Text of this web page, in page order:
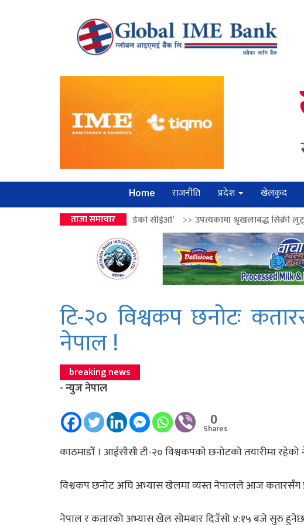
Home राजनीति प्रदेश खेलकुद
ताजा समाचार
‘लगानी बोर्डको सीईओ’ >> उपत्यकामा श्रृंखलाबद्ध सिक्री लुट्ने ‘कर्मा समूह’का
टि-२० विश्वकप छनाेटः
नेपाल !
breaking news
- न्युज नेपाल
0
Shares
काठमाडाैं । आईसीसी टी-२० विश्वकपको छनोटको तयारीमा रहेको
विश्वकप छनोट अघि अभ्यास खेलमा व्यस्त नेपालले आज कतारसँग
नेपाल र कतारको अभ्यास खेल सोमबार दिउँसो ४:१५ बजे सुरु